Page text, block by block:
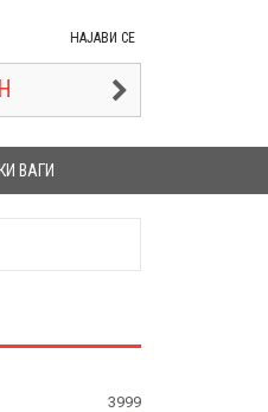
НАЈАВИ СЕ
ВАГИ
3999